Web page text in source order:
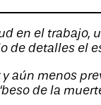
en el
de detalles el
aún menos
de la